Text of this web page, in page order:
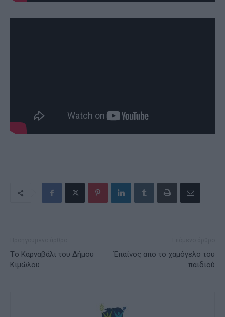
Tο Καρναβάλι του Δήμου
Κιμώλου
Έπαίνος απο το χαμόγελο του
παιδιού